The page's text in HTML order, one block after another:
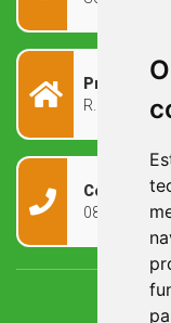
Prefeitura
R. Rivadávia
Contato
0800 090